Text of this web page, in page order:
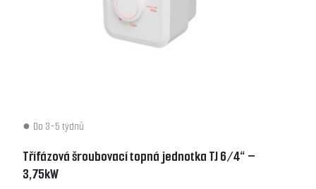
Do 3-5 týdnů
Třífázová šroubovací topná jednotka TJ 6/4“ –
3,75kW